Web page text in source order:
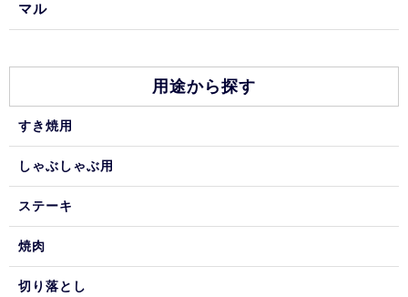
マル
用途から探す
すき焼用
しゃぶしゃぶ用
ステーキ
焼肉
切り落とし